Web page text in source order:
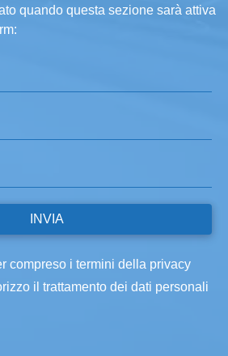
quando questa sezione sarà attiva
compreso i termini della privacy
il trattamento dei dati personali